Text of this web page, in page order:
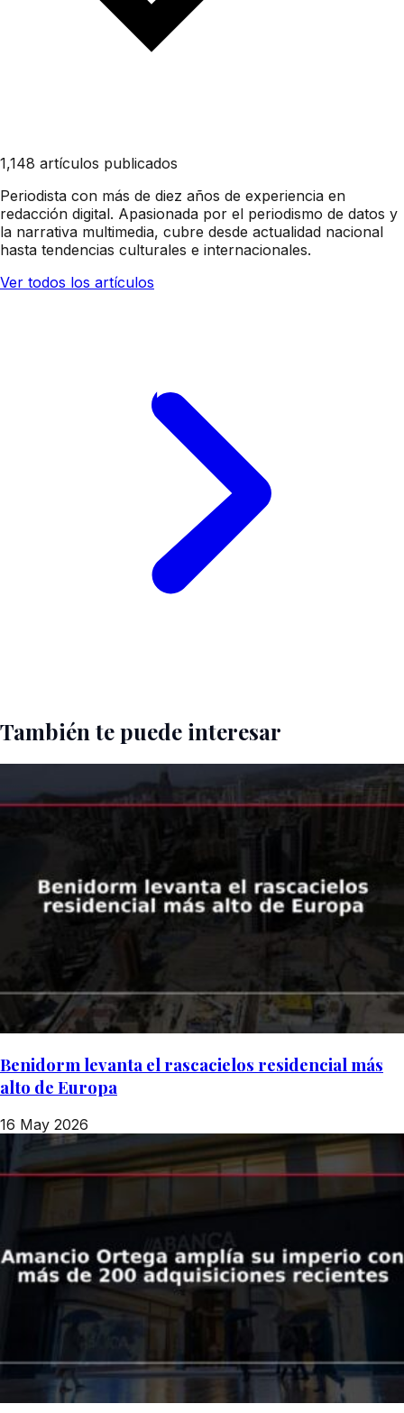
1,148 artículos publicados
Periodista con más de diez años de experiencia en
redacción digital. Apasionada por el periodismo de datos y
la narrativa multimedia, cubre desde actualidad nacional
hasta tendencias culturales e internacionales.
Ver todos los artículos
También te puede interesar
Benidorm levanta el rascacielos residencial más
alto de Europa
16 May 2026